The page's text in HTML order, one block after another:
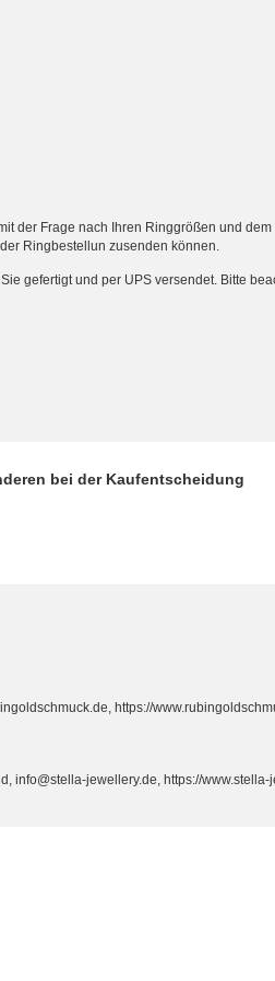
der Frage nach Ihren Ringgrößen und
Ringbestellun zusenden können.
gefertigt und per UPS versendet. Bitte
bei der Kaufentscheidung
https://
info@stella-jewellery.de, https://www.stella-